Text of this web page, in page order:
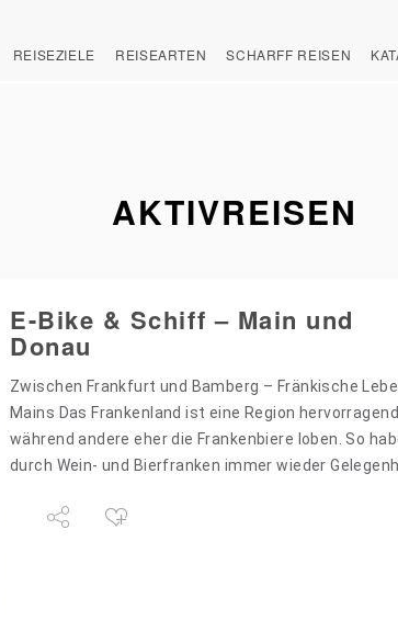
REISEZIELE REISEARTEN SCHARFF REISEN
AKTIVREISEN
E-Bike & Schiff – Main und
Donau
Zwischen Frankfurt und Bamberg – Fränkische
Mains Das Frankenland ist eine Region
während andere eher die Frankenbiere loben. So
durch Wein- und Bierfranken immer wieder